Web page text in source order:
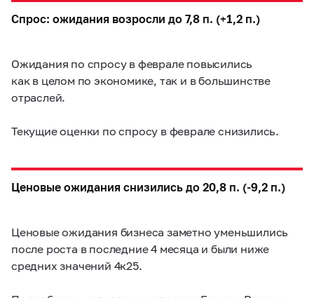
Спрос: ожидания возросли до 7,8 п. (+1,2 п.)
Ожидания по спросу в феврале повысились
как в целом по экономике, так и в большинстве
отраслей.
Текущие оценки по спросу в феврале снизились.
Ценовые ожидания снизились до 20,8 п. (-9,2 п.)
Ценовые ожидания бизнеса заметно уменьшились
после роста в последние 4 месяца и были ниже
средних значений 4к25.